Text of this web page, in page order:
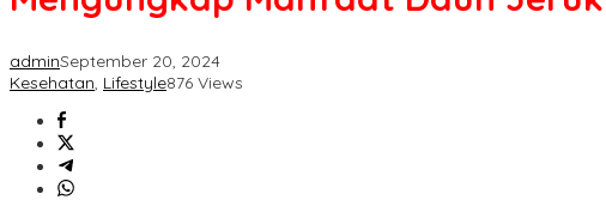
adminSeptember 20, 2024
Kesehatan, Lifestyle876 Views